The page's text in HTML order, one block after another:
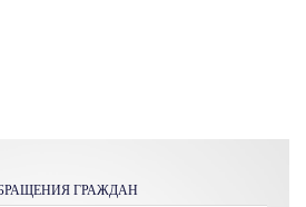
ГРАЖДАН